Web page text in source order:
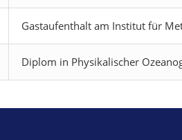
Gastaufenthalt am Institut für
Diplom in Physikalischer